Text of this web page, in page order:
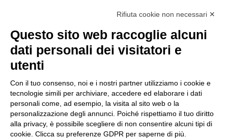
TRASPARENZA
Amministrazione
Trasparente
Privacy Policy
Whistleblowing
D.U.R.C
Rifiuta cookie non necessari ✕
Questo sito web raccoglie alcuni
dati personali dei visitatori e
utenti
Con il tuo consenso, noi e i nostri partner utilizziamo i cookie e
tecnologie simili per archiviare, accedere ed elaborare i dati
personali come, ad esempio, la visita al sito web o la
personalizzazione degli annunci. Poiché rispettiamo il tuo diritto
alla privacy, è possibile scegliere di non consentire alcuni tipi di
cookie. Clicca su preferenze GDPR per saperne di più.